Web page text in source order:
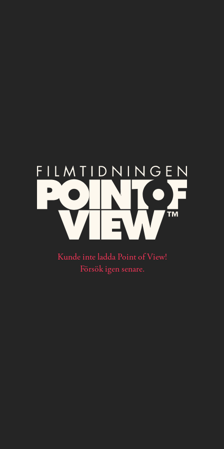
Kunde inte ladda Point of View!
Försök igen senare.